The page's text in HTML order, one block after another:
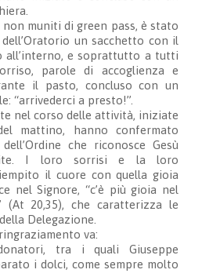
muniti di green pass, è stato
un sacchetto con il
all’interno, e soprattutto a tutti
parole di accoglienza e
il pasto, concluso con un
“arrivederci a presto!”.
nel corso delle attività, iniziate
mattino, hanno confermato
che riconosce Gesù
I loro sorrisi e la loro
il cuore con quella gioia
nel Signore, “c’è più gioia nel
(At 20,35), che caratterizza le
Delegazione.
va:
tra i quali Giuseppe
i dolci, come sempre molto